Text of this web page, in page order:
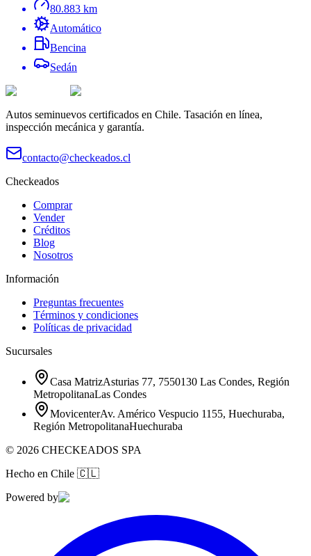
80.883 km
Automático
Bencina
Sedán
Autos seminuevos certificados en Chile. Tasación en línea,
inspección mecánica y garantía.
contacto@checkeados.cl
Checkeados
Comprar
Vender
Créditos
Blog
Nosotros
Información
Preguntas frecuentes
Términos y condiciones
Políticas de privacidad
Sucursales
Casa MatrizAsturias 77, 7550130 Las Condes, Región
MetropolitanaLas Condes
MovicenterAv. Américo Vespucio 1155, Huechuraba,
Región MetropolitanaHuechuraba
© 2026 CHECKEADOS SPA
Hecho en Chile 🇨🇱
Powered by